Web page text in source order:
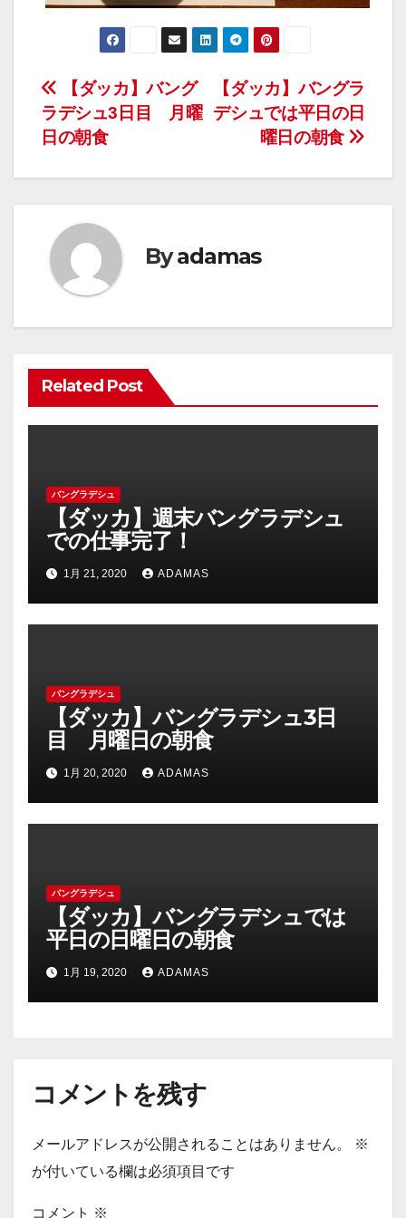
投
稿
ナ
ゲ
ー
シ
ン
【ダッカ】バングラ
デシュでは平日の日
曜日の朝食
【ダッカ】バング
ラデシュ3日目 月曜
日の朝食
Byadamas
Related Post
バングラデシュ
【ダッカ】週末バングラデシュ
での仕事完了！
1月 21, 2020 ADAMAS
バングラデシュ
【ダッカ】バングラデシュ3日
目 月曜日の朝食
1月 20, 2020 ADAMAS
バングラデシュ
【ダッカ】バングラデシュでは
平日の日曜日の朝食
1月 19, 2020 ADAMAS
コメントを残す
メールアドレスが公開されることはありません。
※
が付いている欄は必須項目です
コメント ※